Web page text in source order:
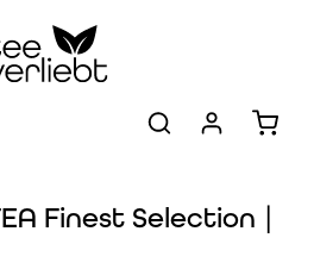
Finest Selection |